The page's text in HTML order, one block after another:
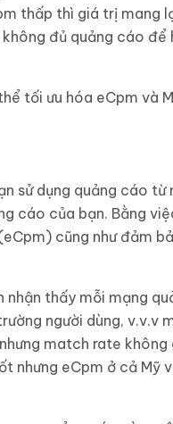
thấp thì giá trị mang
đủ quảng cáo để
tối ưu hóa eCpm và
sử dụng quảng cáo từ
cáo của bạn. Bằng
cũng như đảm
nhận thấy mỗi mạng
người dùng, v.v.v
match rate
eCpm ở cả Mỹ